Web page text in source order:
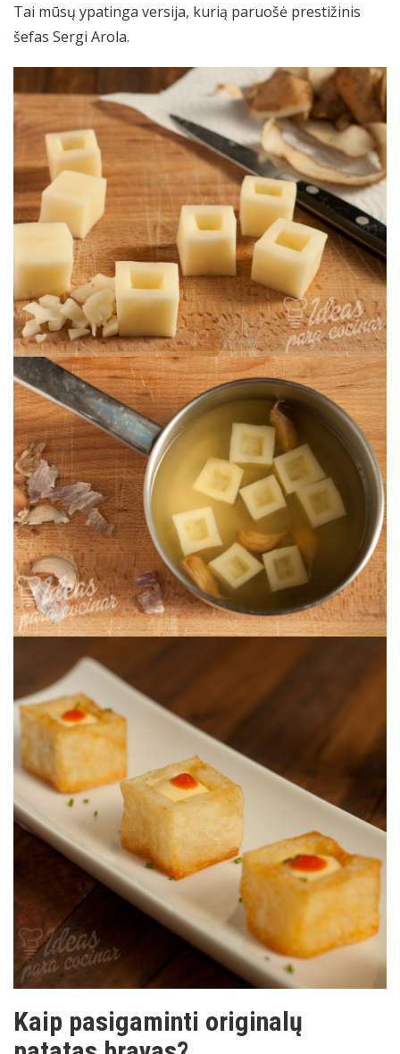
Tai mūsų ypatinga versija, kurią paruošė prestižinis
šefas Sergi Arola.
Kaip pasigaminti originalų